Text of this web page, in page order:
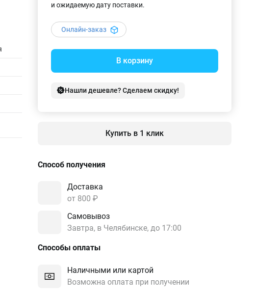
и ожидаемую дату поставки.
Онлайн-заказ
В корзину
Нашли дешевле? Сделаем скидку!
Купить в 1 клик
Способ получения
Доставка
от 800 ₽
Самовывоз
Завтра, в Челябинске, до 17:00
Способы оплаты
Наличными или картой
Возможна оплата при получении